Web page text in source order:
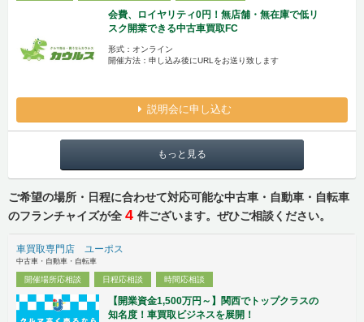
会費、ロイヤリティ0円！無店舗・無在庫で低リ
スク開業できる中古車買取FC
形式：オンライン
開催方法：申し込み後にURLをお送り致します
説明会に申し込む
もっと見る
ご希望の場所・日程に合わせて対応可能な中古車・自動車・自転車
のフランチャイズが全 4 件ございます。ぜひご相談ください。
車買取専門店 ユーポス
中古車・自動車・自転車
開催場所応相談 日程応相談 時間応相談
【開業資金1,500万円～】関西でトップクラスの
知名度！車買取ビジネスを展開！